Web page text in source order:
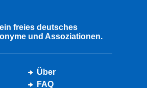
freies deutsches
und Assoziationen.
Über
FAQ